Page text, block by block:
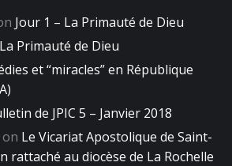
Jour 1 – La Primauté de Dieu
Primauté de Dieu
et “miracles” en République
de JPIC 5 – Janvier 2018
on Le Vicariat Apostolique de Saint-
rattaché au diocèse de La Rochelle